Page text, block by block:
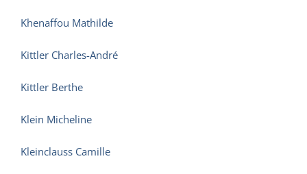
Khenaffou Mathilde
Kittler Charles-André
Kittler Berthe
Klein Micheline
Kleinclauss Camille